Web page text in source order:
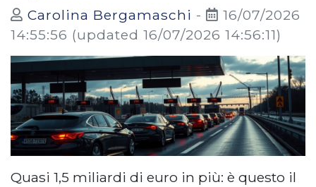
Carolina Bergamaschi -
16/07/2026
14:55:56 (updated 16/07/2026 14:56:11)
Quasi 1,5 miliardi di euro in più: è questo il